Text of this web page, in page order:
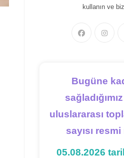
kullanın ve
Bugüne
uluslararası
sayısı
05.08.2026